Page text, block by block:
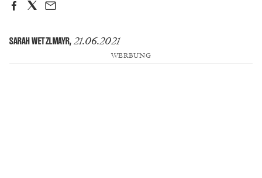
SARAH WETZLMAYR, 21.06.2021
WERBUNG